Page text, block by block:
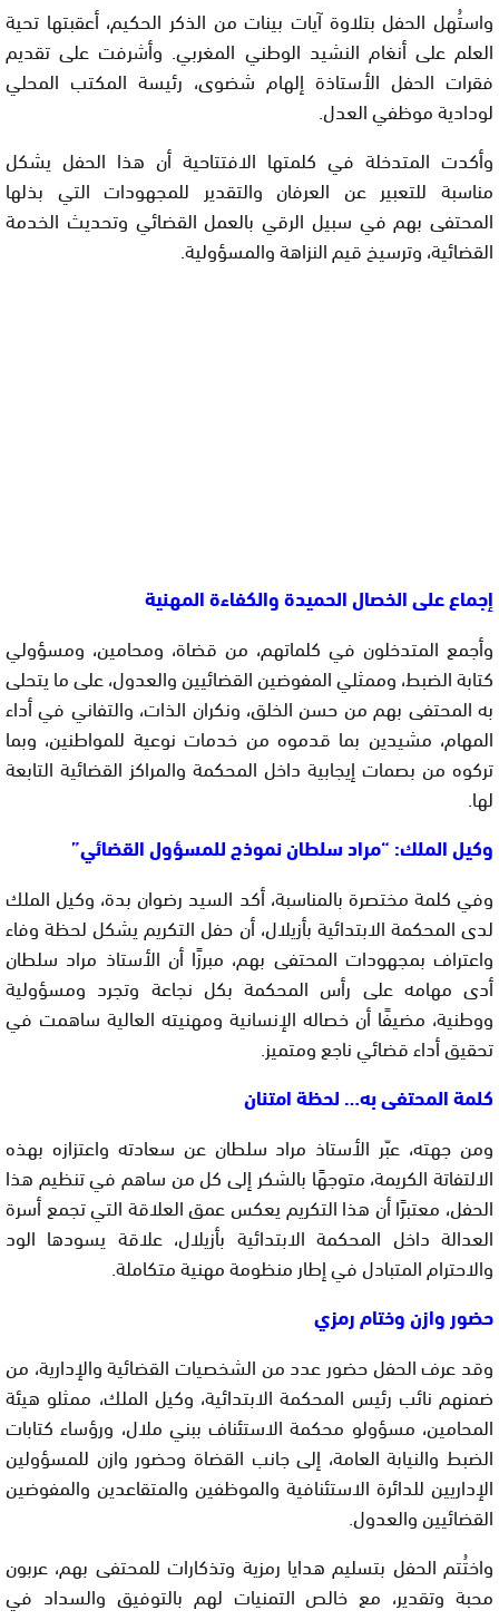
واستُهل الحفل بتلاوة آيات بينات من الذكر الحكيم، أعقبتها تحية
العلم على أنغام النشيد الوطني المغربي. وأشرفت على تقديم
فقرات الحفل الأستاذة إلهام شضوى، رئيسة المكتب المحلي
لودادية موظفي العدل.
وأكدت المتدخلة في كلمتها الافتتاحية أن هذا الحفل يشكل
مناسبة للتعبير عن العرفان والتقدير للمجهودات التي بذلها
المحتفى بهم في سبيل الرقي بالعمل القضائي وتحديث الخدمة
القضائية، وترسيخ قيم النزاهة والمسؤولية.
إجماع على الخصال الحميدة والكفاءة المهنية
وأجمع المتدخلون في كلماتهم، من قضاة، ومحامين، ومسؤولي
كتابة الضبط، وممثلي المفوضين القضائيين والعدول، على ما يتحلى
به المحتفى بهم من حسن الخلق، ونكران الذات، والتفاني في أداء
المهام، مشيدين بما قدموه من خدمات نوعية للمواطنين، وبما
تركوه من بصمات إيجابية داخل المحكمة والمراكز القضائية التابعة
لها.
وكيل الملك: “مراد سلطان نموذج للمسؤول القضائي”
وفي كلمة مختصرة بالمناسبة، أكد السيد رضوان بدة، وكيل الملك
لدى المحكمة الابتدائية بأزيلال، أن حفل التكريم يشكل لحظة وفاء
واعتراف بمجهودات المحتفى بهم، مبرزًا أن الأستاذ مراد سلطان
أدى مهامه على رأس المحكمة بكل نجاعة وتجرد ومسؤولية
ووطنية، مضيفًا أن خصاله الإنسانية ومهنيته العالية ساهمت في
تحقيق أداء قضائي ناجع ومتميز.
كلمة المحتفى به… لحظة امتنان
ومن جهته، عبّر الأستاذ مراد سلطان عن سعادته واعتزازه بهذه
الالتفاتة الكريمة، متوجهًا بالشكر إلى كل من ساهم في تنظيم هذا
الحفل، معتبرًا أن هذا التكريم يعكس عمق العلاقة التي تجمع أسرة
العدالة داخل المحكمة الابتدائية بأزيلال، علاقة يسودها الود
والاحترام المتبادل في إطار منظومة مهنية متكاملة.
حضور وازن وختام رمزي
وقد عرف الحفل حضور عدد من الشخصيات القضائية والإدارية، من
ضمنهم نائب رئيس المحكمة الابتدائية، وكيل الملك، ممثلو هيئة
المحامين، مسؤولو محكمة الاستئناف ببني ملال، ورؤساء كتابات
الضبط والنيابة العامة، إلى جانب القضاة وحضور وازن للمسؤولين
الإداريين للدائرة الاستئنافية والموظفين والمتقاعدين والمفوضين
القضائيين والعدول.
واختُتم الحفل بتسليم هدايا رمزية وتذكارات للمحتفى بهم، عربون
محبة وتقدير، مع خالص التمنيات لهم بالتوفيق والسداد في